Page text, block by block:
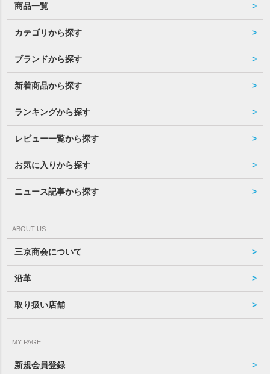
商品一覧
カテゴリから探す
ブランドから探す
新着商品から探す
ランキングから探す
レビュー一覧から探す
お気に入りから探す
ニュース記事から探す
ABOUT US
三京商会について
沿革
取り扱い店舗
MY PAGE
新規会員登録